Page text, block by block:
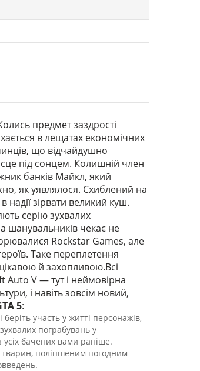
предмет заздрості
в лещатах економічних
що відчайдушно
під сонцем. Колишній член
банків Майкл, який
як уявлялося. Схиблений на
надії зірвати великий куш.
серію зухвалих
шанувальників чекає не
Rockstar Games, але
Таке переплетення
й захопливою.Всі
Auto V — тут і неймовірна
і навіть зовсім новий,
5:
участь у житті персонажів,
пограбувань у
бачених вами раніше.
тварин, поліпшеним погодним